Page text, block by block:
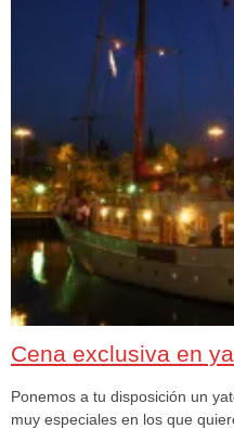
Cena exclusiva en
Ponemos a tu disposición un
muy especiales en los que